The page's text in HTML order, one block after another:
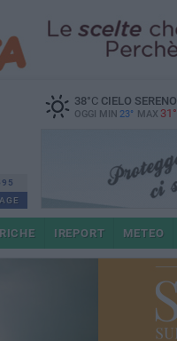
38°CCIELO SERENO
OGGI MIN 23° MAX 31°
IREPORT METEO